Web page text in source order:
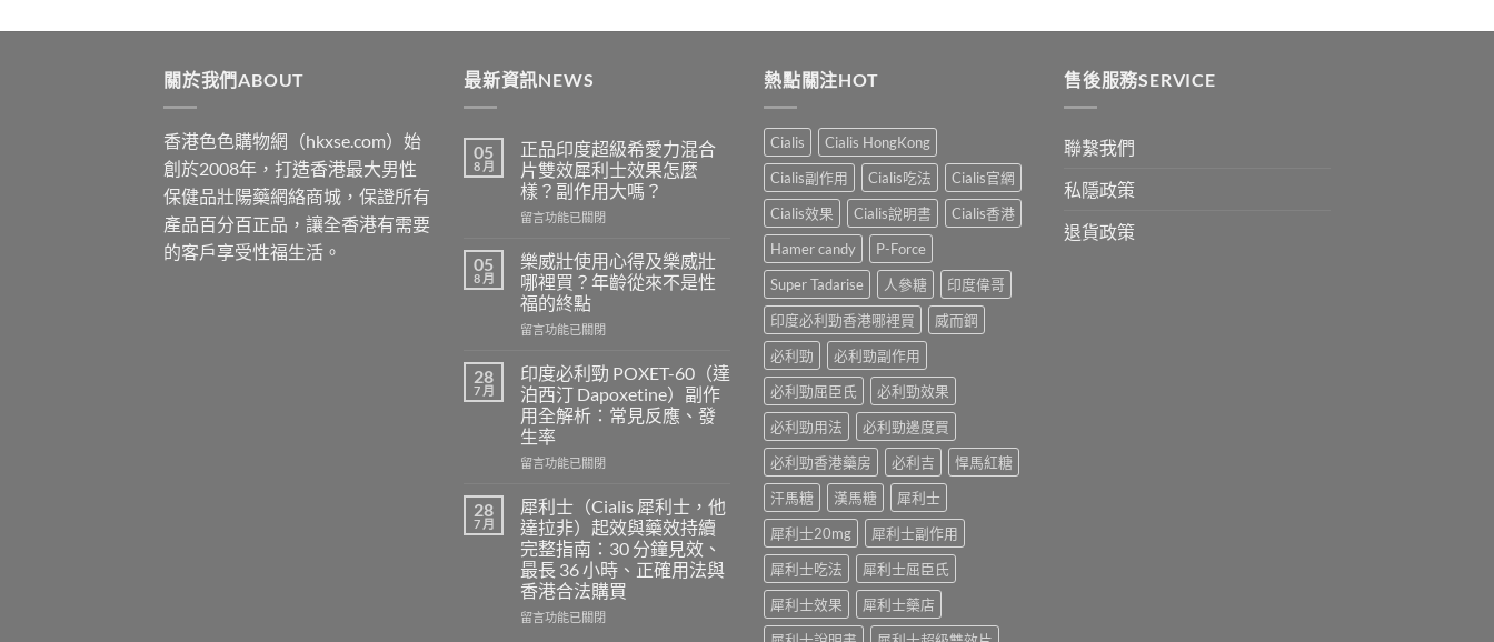
was: is:
$489
關於我們ABOUT
香港色色購物網（hkxse.com）始
創於2008年，打造香港最大男性
保健品壯陽藥網絡商城，保證所有
產品百分百正品，讓全香港有需要
的客戶享受性福生活。
最新資訊NEWS
05
8 月
正品印度超級希愛力混合
片雙效犀利士效果怎麼
樣？副作用大嗎？
在
品
印
度
超
級
愛
力
混
合
片
雙
犀
利
士
效
果
怎
麼
留言功能已關閉
05
8 月
樂威壯使用心得及樂威壯
哪裡買？年齡從來不是性
福的終點
在
威
壯
使
用
心
得
樂
威
壯
哪
裡
買？
年
留言功能已關閉
28
7 月
印度必利勁 POXET-60（達
泊西汀 Dapoxetine）副作
用全解析：常見反應、發
生率
在
度
必
利
勁
POXET-
60（達
泊
留言功能已關閉
28
7 月
犀利士（Cialis 犀利士，他
達拉非）起效與藥效持續
完整指南：30 分鐘見效、
最長 36 小時、正確用法與
香港合法購買
在
留言功能已關閉
熱點關注HOT
Cialis
Cialis HongKong
Cialis副作用
Cialis吃法
Cialis官網
Cialis效果
Cialis說明書
Cialis香港
Hamer candy
P-Force
Super Tadarise
人參糖
印度偉哥
印度必利勁香港哪裡買
威而鋼
必利勁
必利勁副作用
必利勁屈臣氏
必利勁效果
必利勁用法
必利勁邊度買
必利勁香港藥房
必利吉
悍馬紅糖
汗馬糖
漢馬糖
犀利士
犀利士20mg
犀利士副作用
犀利士吃法
犀利士屈臣氏
犀利士效果
犀利士藥店
售後服務SERVICE
聯繫我們
私隱政策
退貨政策